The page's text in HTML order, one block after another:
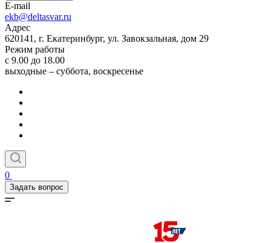
E-mail
ekb@deltasvar.ru
Адрес
620141, г. Екатеринбург, ул. Завокзальная, дом 29
Режим работы
с 9.00 до 18.00
выходные – суббота, воскресенье
0
Задать вопрос